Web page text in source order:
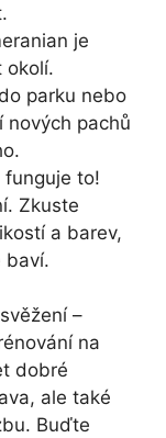
je
okolí.
parku nebo
nových pachů
funguje to!
Zkuste
a barev,
baví.
–
na
dobré
ale také
Buďte